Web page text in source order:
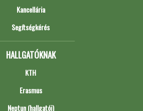
Kancellária
Segítségkérés
HALLGATÓKNAK
KTH
Erasmus
Neptun (hallgatói)